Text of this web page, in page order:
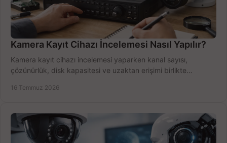
Kamera Kayıt Cihazı İncelemesi Nasıl Yapılır?
Kamera kayıt cihazı incelemesi yaparken kanal sayısı,
çözünürlük, disk kapasitesi ve uzaktan erişimi birlikte
16 Temmuz 2026